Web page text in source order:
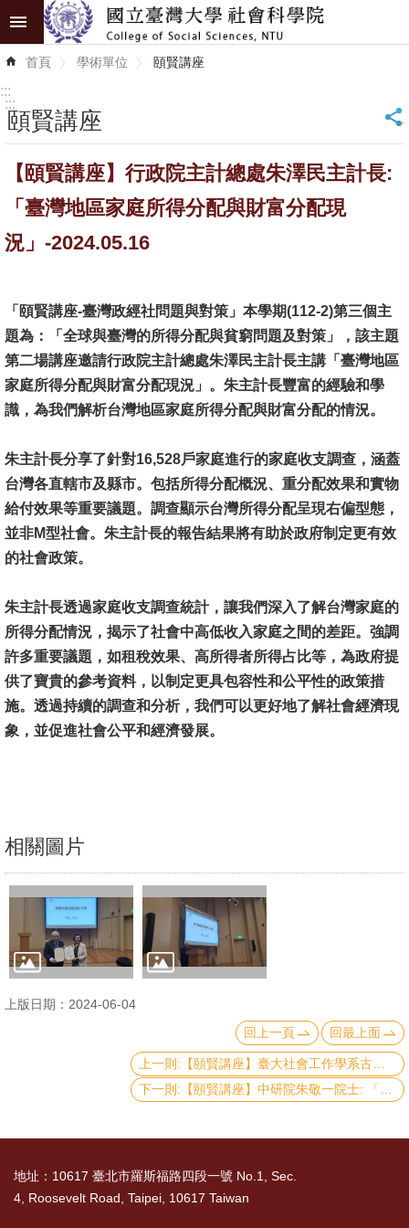
跳到主要內容區塊
進
階
識
學
單
位
研
究
息
公
告
國
化
高
教
深
耕
文
件
心
&
學
輔
源
與
首頁 學術單位 頤賢講座
:::
:::
頤賢講座 _
【頤賢講座】行政院主計總處朱澤民主計長:
「臺灣地區家庭所得分配與財富分配現
況」-2024.05.16
「頤賢講座-臺灣政經社問題與對策」本學期(112-2)第三個主
題為：「全球與臺灣的所得分配與貧窮問題及對策」，該主題
第二場講座邀請行政院主計總處朱澤民主計長主講「臺灣地區
家庭所得分配與財富分配現況」。朱主計長豐富的經驗和學
識，為我們解析台灣地區家庭所得分配與財富分配的情況。
朱主計長分享了針對16,528戶家庭進行的家庭收支調查，涵蓋
台灣各直轄市及縣市。包括所得分配概況、重分配效果和實物
給付效果等重要議題。調查顯示台灣所得分配呈現右偏型態，
並非M型社會。朱主計長的報告結果將有助於政府制定更有效
的社會政策。
朱主計長透過家庭收支調查統計，讓我們深入了解台灣家庭的
所得分配情況，揭示了社會中高低收入家庭之間的差距。強調
許多重要議題，如租稅效果、高所得者所得占比等，為政府提
供了寶貴的參考資料，以制定更具包容性和公平性的政策措
施。透過持續的調查和分析，我們可以更好地了解社會經濟現
象，並促進社會公平和經濟發展。
相關圖片
上版日期：2024-06-04
回上一頁
回最上面
地址：10617 臺北市羅斯福路四段一號 No.1, Sec.
4, Roosevelt Road, Taipei, 10617 Taiwan